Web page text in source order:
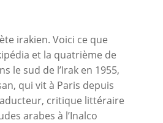
irakien. Voici ce que
et la quatrième de
le sud de l’Irak en 1955,
qui vit à Paris depuis
critique littéraire
arabes à l’Inalco